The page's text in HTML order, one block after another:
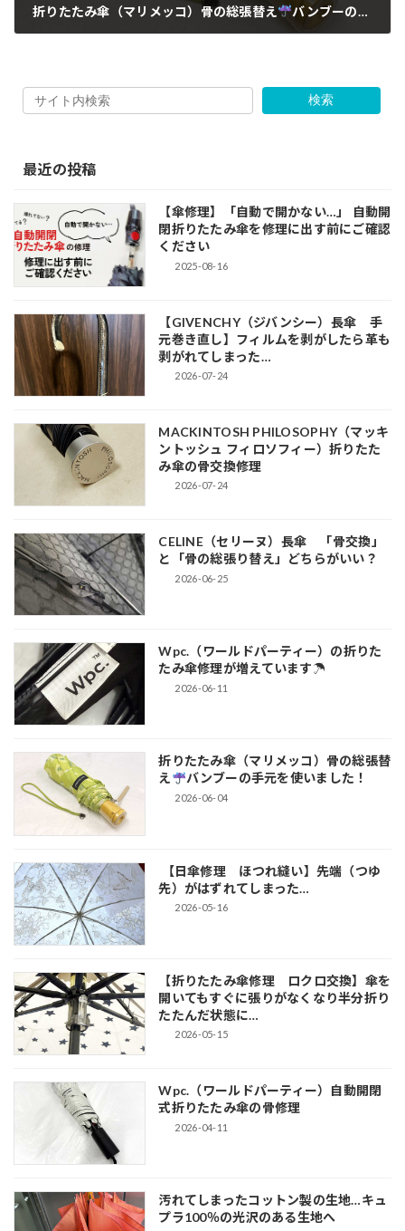
折りたたみ傘（マリメッコ）骨の総張替え バンブーの手元を使いました！
検索
最近の投稿
【傘修理】「自動で開かない…」 自動開
閉折りたたみ傘を修理に出す前にご確認
ください
2025-08-16
【GIVENCHY（ジバンシー）長傘 手
元巻き直し】フィルムを剥がしたら革も
剥がれてしまった…
2026-07-24
MACKINTOSH PHILOSOPHY（マッキ
ントッシュ フィロソフィー）折りたた
み傘の骨交換修理
2026-07-24
CELINE（セリーヌ）長傘 「骨交換」
と「骨の総張り替え」どちらがいい？
2026-06-25
Wpc.（ワールドパーティー）の折りた
たみ傘修理が増えています☂
2026-06-11
折りたたみ傘（マリメッコ）骨の総張替
え
バンブーの手元を使いました！
2026-06-04
【日傘修理 ほつれ縫い】先端（つゆ
先）がはずれてしまった…
2026-05-16
【折りたたみ傘修理 ロクロ交換】傘を
開いてもすぐに張りがなくなり半分折り
たたんだ状態に…
2026-05-15
Wpc.（ワールドパーティー）自動開閉
式折りたたみ傘の骨修理
2026-04-11
汚れてしまったコットン製の生地…キュ
プラ100％の光沢のある生地へ